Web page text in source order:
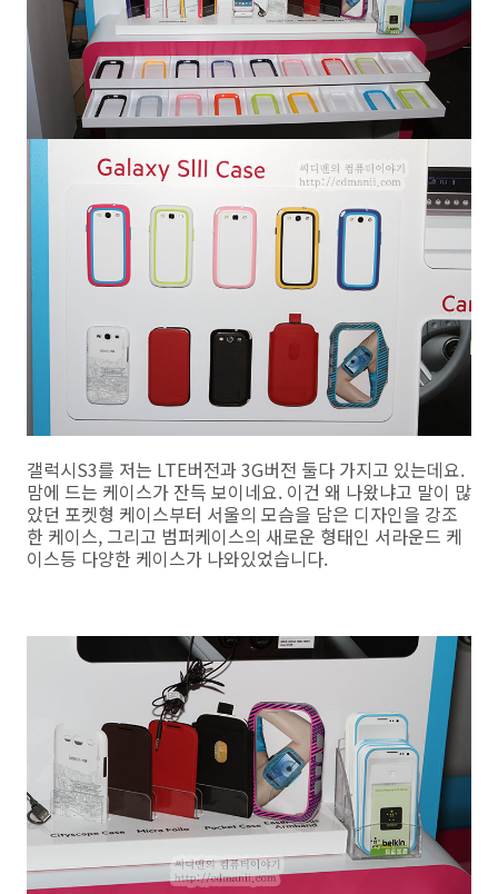
갤럭시S3를 저는 LTE버전과 3G버전 둘다 가지고 있는데요.
맘에 드는 케이스가 잔득 보이네요. 이건 왜 나왔냐고 말이 많
았던 포켓형 케이스부터 서울의 모슴을 담은 디자인을 강조
한 케이스, 그리고 범퍼케이스의 새로운 형태인 서라운드 케
이스등 다양한 케이스가 나와있었습니다.